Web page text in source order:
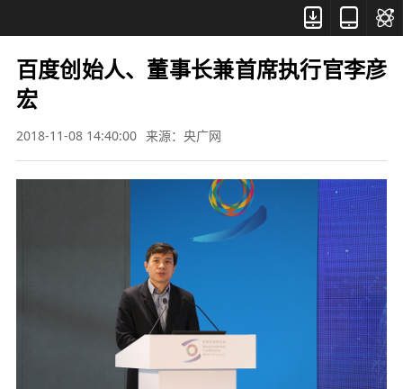



百度创始人、董事长兼首席执行官李彦
宏
2018-11-08 14:40:00 来源：央广网